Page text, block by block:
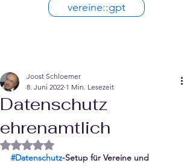
vereine::gpt
Datenschutz
ehrenamtlich
Joost Schloemer
8. Juni 2022 1 Min. Lesezeit
Mit NaN von 5 Sternen bewertet.
#Datenschutz-Setup für Vereine und